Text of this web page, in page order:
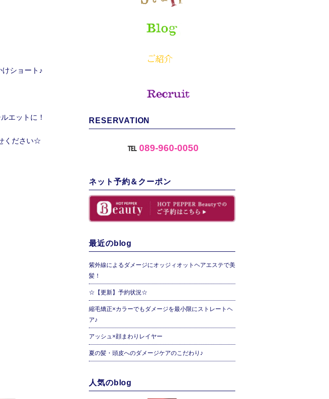
ショート♪
エットに！
ください☆
RESERVATION
℡089-960-0050
ネット予約＆クーポン
最近のblog
紫外線によるダメージにオッジィオットヘアエステで美
髪！
☆【更新】予約状況☆
縮毛矯正×カラーでもダメージを最小限にストレートヘ
ア♪
アッシュ×顔まわりレイヤー
夏の髪・頭皮へのダメージケアのこだわり♪
人気のblog